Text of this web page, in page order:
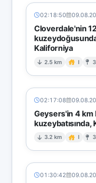
02:18:50
Cloverdale'nin
Kaliforniya
2.5 km I
02:17:08
Geysers'in 4
kuzeybatısında,
3.2 km I
01:30:42